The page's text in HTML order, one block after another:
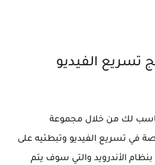
تسريع الفيديو
لك من خلال مجموعة
في تسريع الفيديو وتبطئيه على
الأندرويد والتي سوف يتم